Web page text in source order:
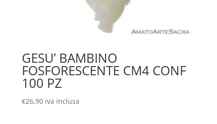
GESU’ BAMBINO
FOSFORESCENTE CM4 CONF
100 PZ
€26,90 iva inclusa